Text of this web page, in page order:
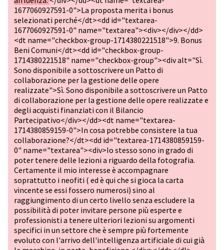
1677060927591-0">La proposta merita i bonus
selezionati perché</dt><dd id="textarea-
1677060927591-0" name="textarea"><div></div></dd>
<dt name="checkbox-group-1714380221518">9. Bonus
Beni Comuni</dt><dd id="checkbox-group-
1714380221518" name="checkbox-group"><div alt="Sì.
Sono disponibile a sottoscrivere un Patto di
collaborazione per la gestione delle opere
realizzate">Sì. Sono disponibile a sottoscrivere un Patto
di collaborazione per la gestione delle opere realizzate e
degli acquisti finanziati con il Bilancio
Partecipativo</div></dd><dt name="textarea-
1714380859159-0">In cosa potrebbe consistere la tua
collaborazione?</dt><dd id="textarea-1714380859159-
0" name="textarea"><div>Io stesso sono in grado di
poter tenere delle lezioni a riguardo della fotografia.
Certamente il mio interesse è accompagnare
soprattutto i neofiti ( ed è qui che si gioca la carta
vincente se essi fossero numerosi) sino al
raggiungimento di un certo livello senza escludere la
possibilità di poter invitare persone più esperte e
professionisti a tenere ulteriori lezioni su argomenti
specifici in un settore che è sempre più fortemente
evoluto con l'arrivo dell'intelligenza artificiale di cui già